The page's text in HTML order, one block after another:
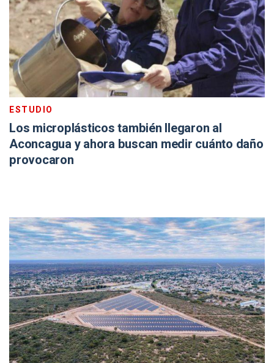
ESTUDIO
Los microplásticos también llegaron al
Aconcagua y ahora buscan medir cuánto daño
provocaron